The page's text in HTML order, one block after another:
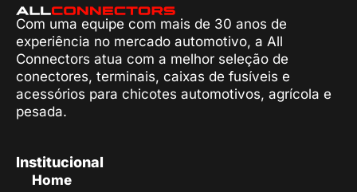
Com uma equipe com mais de 30 anos de
experiência no mercado automotivo, a All
Connectors atua com a melhor seleção de
conectores, terminais, caixas de fusíveis e
acessórios para chicotes automotivos, agrícola e
pesada.
Institucional
Home